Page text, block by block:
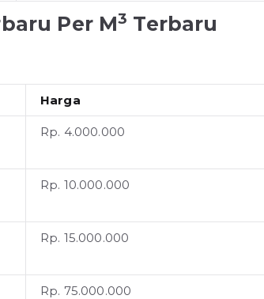
Per M3 Terbaru
Harga
Rp. 4.000.000
Rp. 10.000.000
Rp. 15.000.000
Rp. 75.000.000